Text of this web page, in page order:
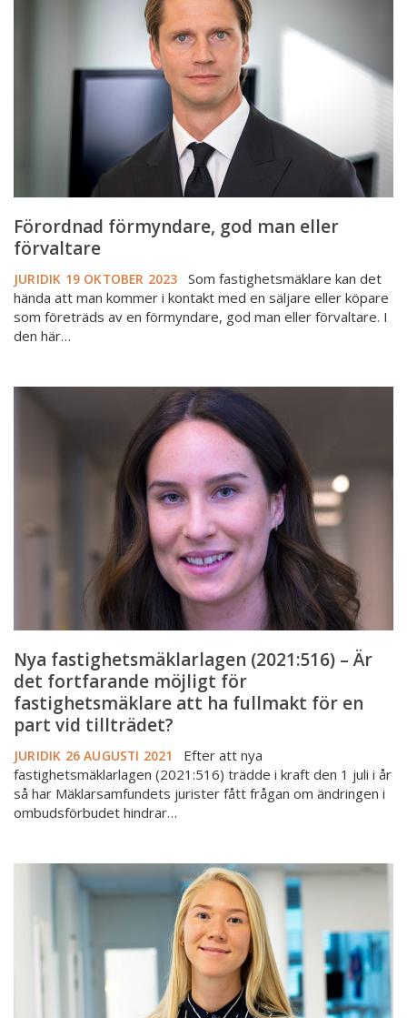
Förordnad förmyndare, god man eller
förvaltare
JURIDIK 19 OKTOBER 2023
Som fastighetsmäklare kan det
hända att man kommer i kontakt med en säljare eller köpare
som företräds av en förmyndare, god man eller förvaltare. I
den här…
Nya
fastighetsmäklarlagen
möjligt
fastighetsmäklare
ha
fullmakt
för
en
part
vid
tillträdet?
Nya fastighetsmäklarlagen (2021:516) – Är
det fortfarande möjligt för
fastighetsmäklare att ha fullmakt för en
part vid tillträdet?
JURIDIK 26 AUGUSTI 2021
Efter att nya
fastighetsmäklarlagen (2021:516) trädde i kraft den 1 juli i år
så har Mäklarsamfundets jurister fått frågan om ändringen i
ombudsförbudet hindrar…
En,